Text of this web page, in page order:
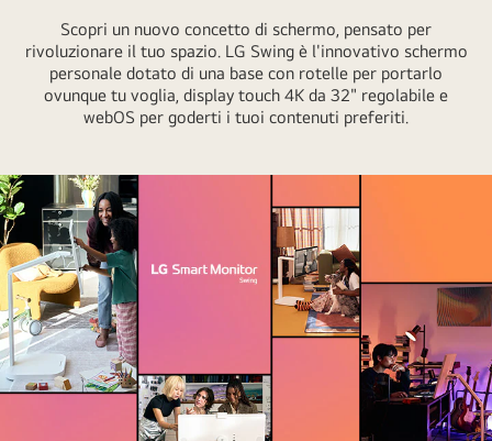
Scopri un nuovo concetto di schermo, pensato per
rivoluzionare il tuo spazio. LG Swing è l'innovativo schermo
personale dotato di una base con rotelle per portarlo
ovunque tu voglia, display touch 4K da 32" regolabile e
webOS per goderti i tuoi contenuti preferiti.